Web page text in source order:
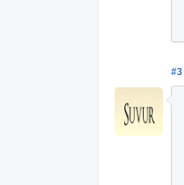
#3